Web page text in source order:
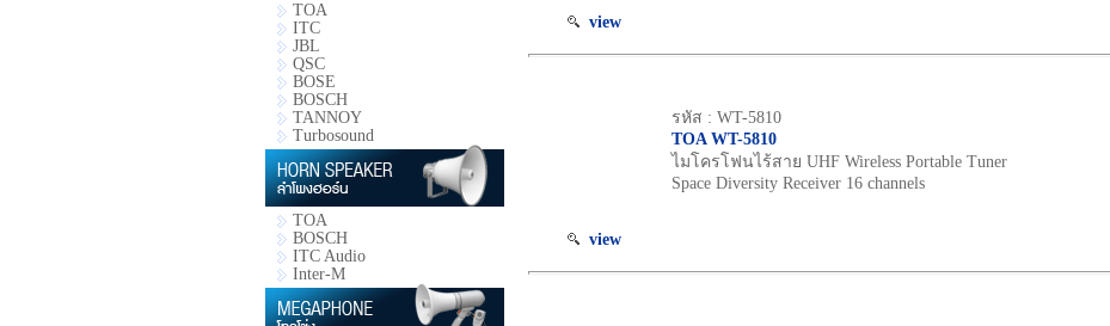
TOA
ITC
JBL
QSC
BOSE
BOSCH
TANNOY
Turbosound
TOA
BOSCH
ITC Audio
Inter-M
view
view
รหัส : WT-5810
TOA WT-5810
ไมโครโฟนไร้สาย UHF Wireless Portable Tuner
Space Diversity Receiver 16 channels